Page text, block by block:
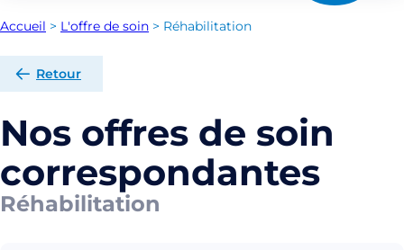
Accueil > L'offre de soin > Réhabilitation
Retour
Nos offres de soin
correspondantes
Réhabilitation